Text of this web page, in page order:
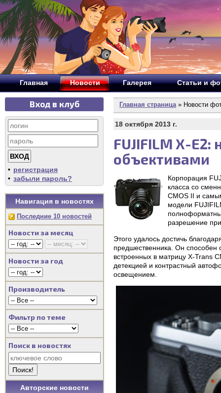
Главная Новости Галерея Статьи и
Вход в клуб
• регистрация
• забыли пароль?
Навигация в новостях
Последние 10 новостей
Новости за месяц
Новости за год
Производитель
Фильтр по теме
Поиск в новостях
Авторские новости
Главная страница» Новости
18 октября 2013 г.
FUJIFILM X-
объективами
Корпорация
класса со
CMOS II и
модели
разрешение
Этого удалось достичь
предшественника. Он способен
встроенных в матрицу X-Trans
детекцией и контрастный
освещением.